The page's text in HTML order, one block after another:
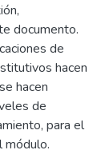
documento.
de
hacen
hacen
de
para el
módulo.